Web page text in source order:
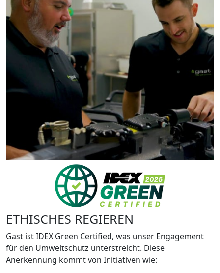
ETHISCHES REGIEREN
Gast ist IDEX Green Certified, was unser Engagement
für den Umweltschutz unterstreicht. Diese
Anerkennung kommt von Initiativen wie: